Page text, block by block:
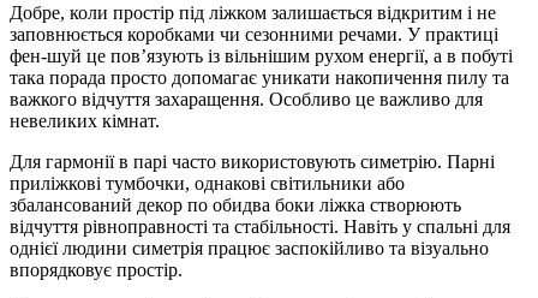
Добре, коли простір під ліжком залишається відкритим і не
заповнюється коробками чи сезонними речами. У практиці
фен-шуй це пов’язують із вільнішим рухом енергії, а в побуті
така порада просто допомагає уникати накопичення пилу та
важкого відчуття захаращення. Особливо це важливо для
невеликих кімнат.
Для гармонії в парі часто використовують симетрію. Парні
приліжкові тумбочки, однакові світильники або
збалансований декор по обидва боки ліжка створюють
відчуття рівноправності та стабільності. Навіть у спальні для
однієї людини симетрія працює заспокійливо та візуально
впорядковує простір.